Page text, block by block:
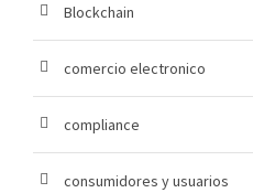
Blockchain
comercio electronico
compliance
consumidores y usuarios